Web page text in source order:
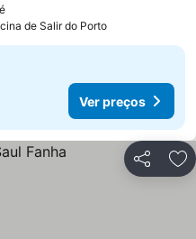
de Salir do Porto
Ver preços
Partilhar